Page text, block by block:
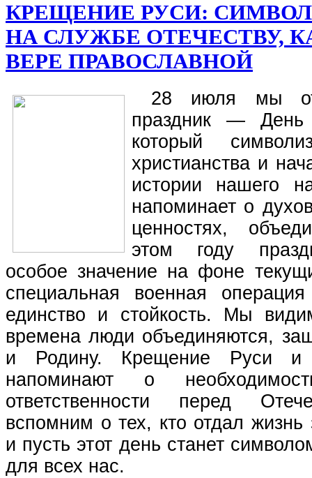
КРЕЩЕНИЕ РУСИ:
НА СЛУЖБЕ ОТЕЧЕСТВУ,
ВЕРЕ ПРАВОСЛАВНОЙ
28 июля мы
праздник —
который
христианства и
истории нашего
напоминает о
ценностях,
этом году
особое значение на фоне
специальная военная
единство и стойкость. Мы
времена люди объединяются,
и Родину. Крещение Руси
напоминают о
ответственности перед
вспомним о тех, кто отдал
и пусть этот день станет
для всех нас.